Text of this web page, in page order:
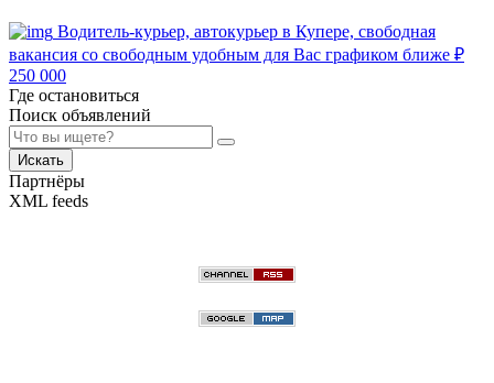
Водитель-курьер, автокурьер в Купере, свободная
вакансия со свободным удобным для Вас графиком ближе ₽
250 000
Где остановиться
Поиск объявлений
Искать
Партнёры
XML feeds